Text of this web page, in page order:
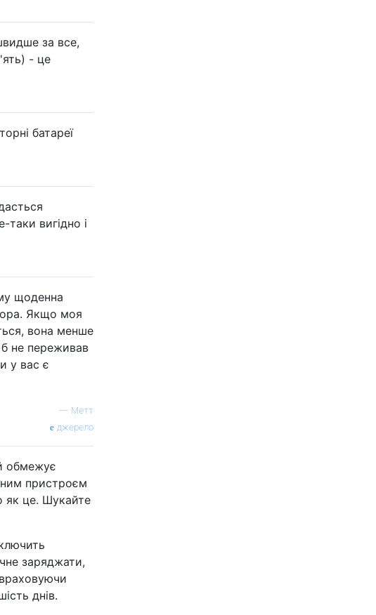
за все,
- це
батареї
таки вигідно і
щоденна
Якщо моя
вона менше
не переживав
у вас є
— Метт
джерело
обмежує
пристроєм
як це. Шукайте
заряджати,
днів.